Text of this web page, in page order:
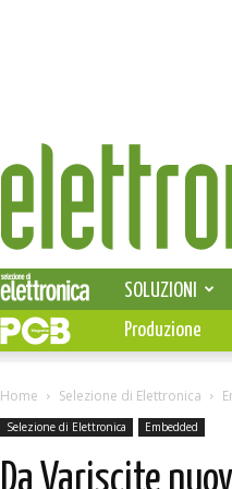
Elettronica
News
SOLUZIONI
Produzione
Home Selezione di Elettronica
Selezione di Elettronica Embedded
Da Variscite